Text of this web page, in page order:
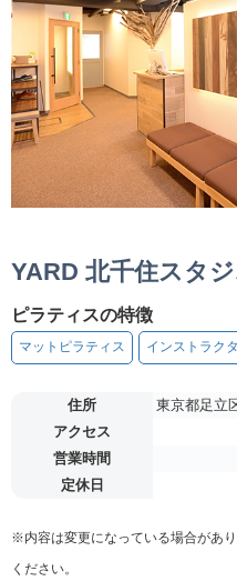
YARD 北千住スタ
ピラティスの特徴
マットピラティス インストラク
住所
東京都足立
アクセス
営業時間
定休日
※内容は変更になっている場合があ
ください。